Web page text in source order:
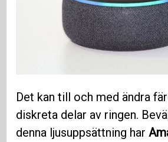
Det kan till och med ändra
diskreta delar av ringen.
denna ljusuppsättning har